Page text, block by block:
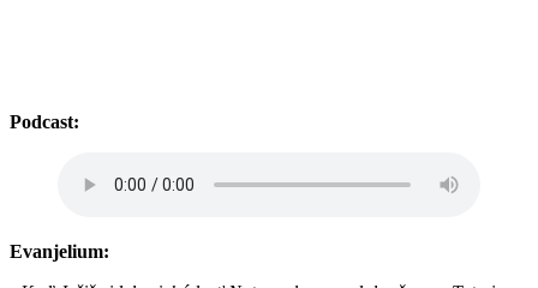
Podcast:
Evanjelium: